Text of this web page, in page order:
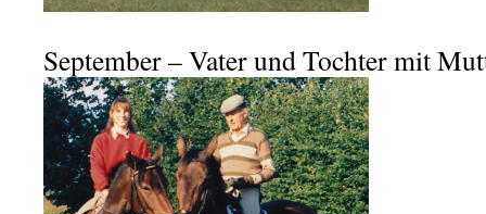
September – Vater und Tochter mit